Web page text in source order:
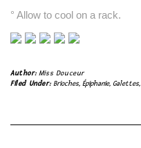
° Allow to cool on a rack.
Author: Miss Douceur
Filed Under: Brioches, Épiphanie, Galettes,